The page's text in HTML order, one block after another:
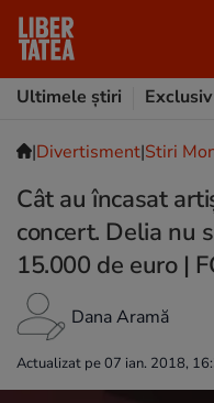
Ultimele știri
Exclusiv
|Divertisment|Stiri
Cât au încasat
concert. Delia nu
15.000 de euro |
Dana Aramă
Actualizat pe 07 ian. 2018,